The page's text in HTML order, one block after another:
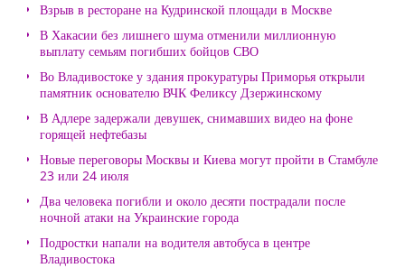
Взрыв в ресторане на Кудринской площади в Москве
В Хакасии без лишнего шума отменили миллионную
выплату семьям погибших бойцов СВО
Во Владивостоке у здания прокуратуры Приморья открыли
памятник основателю ВЧК Феликсу Дзержинскому
В Адлере задержали девушек, снимавших видео на фоне
горящей нефтебазы
Новые переговоры Москвы и Киева могут пройти в Стамбуле
23 или 24 июля
Два человека погибли и около десяти пострадали после
ночной атаки на Украинские города
Подростки напали на водителя автобуса в центре
Владивостока